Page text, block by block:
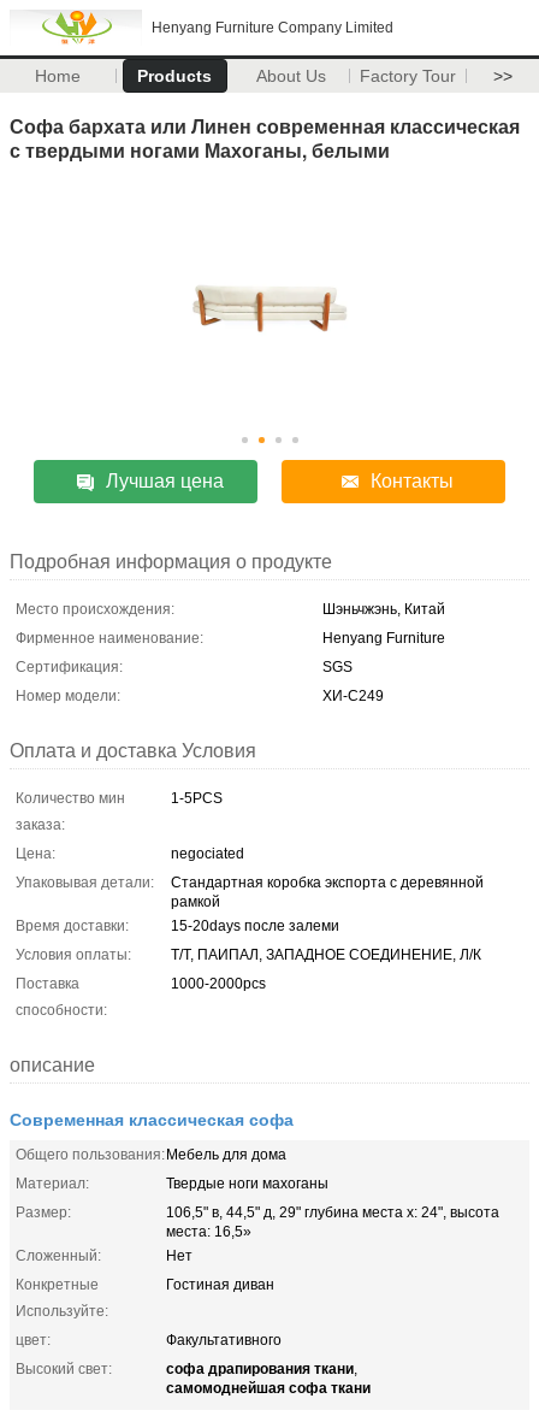
Henyang Furniture Company Limited
Home Products About Us Factory Tour >>
Софа бархата или Линен современная классическая
с твердыми ногами Махоганы, белыми
Лучшая цена Контакты
Подробная информация о продукте
Место происхождения:
Шэньчжэнь, Китай
Фирменное наименование:
Henyang Furniture
Сертификация:
SGS
Номер модели:
ХИ-С249
Оплата и доставка Условия
Количество мин
заказа:
1-5PCS
Цена:
negociated
Упаковывая детали:
Стандартная коробка экспорта с деревянной
рамкой
Время доставки:
15-20days после залеми
Условия оплаты:
Т/Т, ПАИПАЛ, ЗАПАДНОЕ СОЕДИНЕНИЕ, Л/К
Поставка
способности:
1000-2000pcs
описание
Современная классическая софа
Общего пользования:Мебель для дома
Материал:
Твердые ноги махоганы
Размер:
106,5" в, 44,5" д, 29" глубина места х: 24", высота
места: 16,5»
Сложенный:
Нет
Конкретные
Используйте:
Гостиная диван
цвет:
Факультативного
Высокий свет:
софа драпирования ткани,
самомоднейшая софа ткани